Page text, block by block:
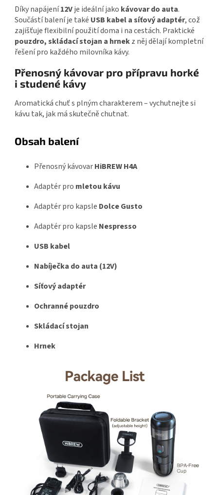
Díky napájení12Vje ideální jako kávovar do auta.
Součástí balení je také USB kabel a síťový adaptér, což
zajišťuje flexibilní použití doma i na cestách. Praktické
pouzdro, skládací stojan a hrnekz něj dělají kompletní
řešení pro každého milovníka kávy.
Přenosný kávovar pro přípravu horké
i studené kávy
Aromatická chuť s plným charakterem – vychutnejte si
kávu tak, jak má skutečně chutnat.
Obsah balení
Přenosný kávovarHiBREW H4A
Adaptér pro mletou kávu
Adaptér pro kapsle Dolce Gusto
Adaptér pro kapsle Nespresso
USB kabel
Nabíječka do auta (12V)
Síťový adaptér
Ochranné pouzdro
Skládací stojan
Hrnek